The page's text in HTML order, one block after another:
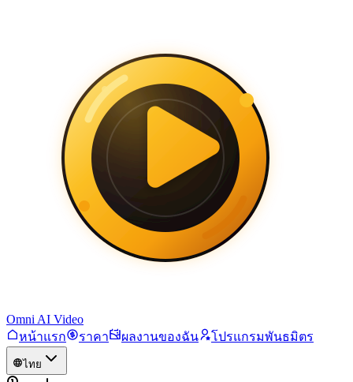
Omni AI Video
หน้าแรก
ราคา ผลงานของฉัน โปรแกรมพันธมิตร
ไทย